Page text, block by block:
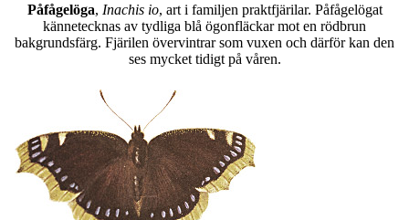
Påfågelöga, Inachis io, art i familjen praktfjärilar. Påfågelögat
kännetecknas av tydliga blå ögonfläckar mot en rödbrun
bakgrundsfärg. Fjärilen övervintrar som vuxen och därför kan den
ses mycket tidigt på våren.